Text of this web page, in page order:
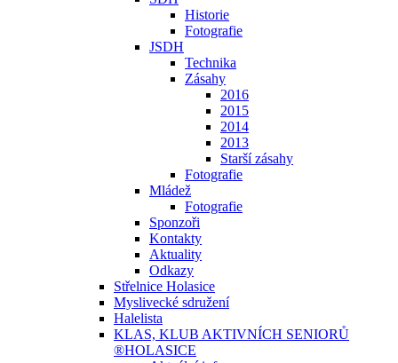
Historie
Fotografie
JSDH
Technika
Zásahy
2016
2015
2014
2013
Starší zásahy
Fotografie
Mládež
Fotografie
Sponzoři
Kontakty
Aktuality
Odkazy
Střelnice Holasice
Myslivecké sdružení
Halelista
KLAS, KLUB AKTIVNÍCH SENIORŮ
®HOLASICE